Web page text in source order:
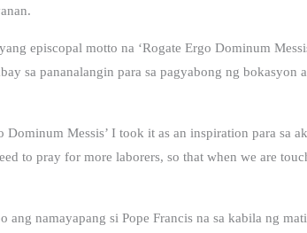
episcopal motto na ‘Rogate Ergo Dominum
sa pananalangin para sa pagyabong ng bokasyon
Dominum Messis’ I took it as an inspiration para sa
to pray for more laborers, so that when we are
ang namayapang si Pope Francis na sa kabila ng